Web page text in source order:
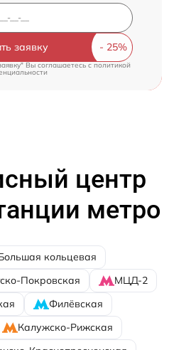
заявку
Вы соглашаетесь cполитикой
центр
метро
кольцевая
Покровская
МЦД-2
Филёвская
Калужско-Рижская